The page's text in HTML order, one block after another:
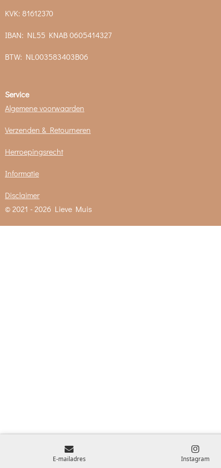
KVK: 81612370
IBAN: NL55 KNAB 0605414327
BTW: NL003583403B06
Service
Algemene voorwaarden
Verzenden & Retourneren
Herroepingsrecht
Informatie
Disclaimer
© 2021 - 2026 Lieve Muis
E-mailadres Instagram